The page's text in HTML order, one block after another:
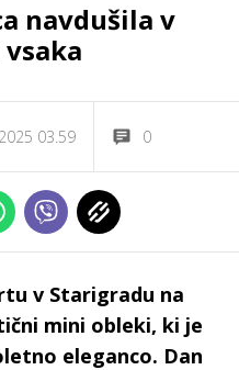
navdušila v
03.59 0
v Starigradu na
mini obleki, ki je
eleganco. Dan